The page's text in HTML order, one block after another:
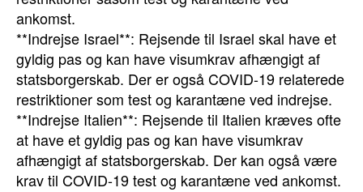
ankomst.
**Indrejse Israel**: Rejsende til Israel skal have et
gyldig pas og kan have visumkrav afhængigt af
statsborgerskab. Der er også COVID-19 relaterede
restriktioner som test og karantæne ved indrejse.
**Indrejse Italien**: Rejsende til Italien kræves ofte
at have et gyldig pas og kan have visumkrav
afhængigt af statsborgerskab. Der kan også være
krav til COVID-19 test og karantæne ved ankomst.